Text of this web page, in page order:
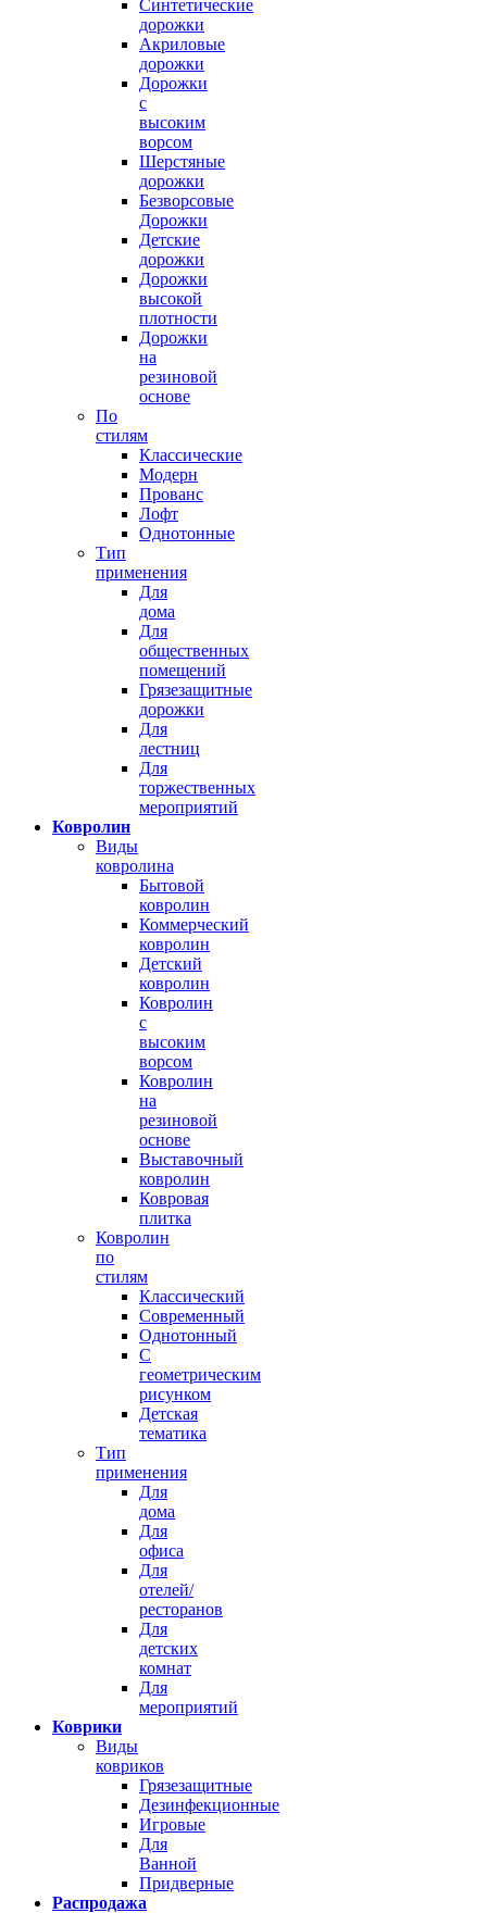
Синтетические
дорожки
Акриловые
дорожки
Дорожки
с
высоким
ворсом
Шерстяные
дорожки
Безворсовые
Дорожки
Детские
дорожки
Дорожки
высокой
плотности
Дорожки
на
резиновой
основе
По
стилям
Классические
Модерн
Прованс
Лофт
Однотонные
Тип
применения
Для
дома
Для
общественных
помещений
Грязезащитные
дорожки
Для
лестниц
Для
торжественных
мероприятий
Ковролин
Виды
ковролина
Бытовой
ковролин
Коммерческий
ковролин
Детский
ковролин
Ковролин
с
высоким
ворсом
Ковролин
на
резиновой
основе
Выставочный
ковролин
Ковровая
плитка
Ковролин
по
стилям
Классический
Современный
Однотонный
С
геометрическим
рисунком
Детская
тематика
Тип
применения
Для
дома
Для
офиса
Для
отелей/
ресторанов
Для
детских
комнат
Для
мероприятий
Коврики
Виды
ковриков
Грязезащитные
Дезинфекционные
Игровые
Для
Ванной
Придверные
Распродажа